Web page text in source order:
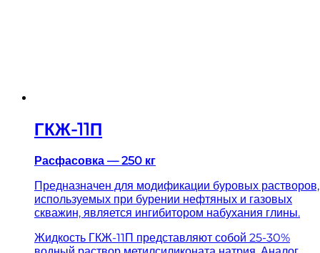
ГКЖ-11П
Расфасовка — 250 кг
Предназначен для модификации буровых растворов,
используемых при бурении нефтяных и газовых
скважин, является ингибитором набухания глины.
Жидкость ГКЖ-11П представляют собой 25-30%